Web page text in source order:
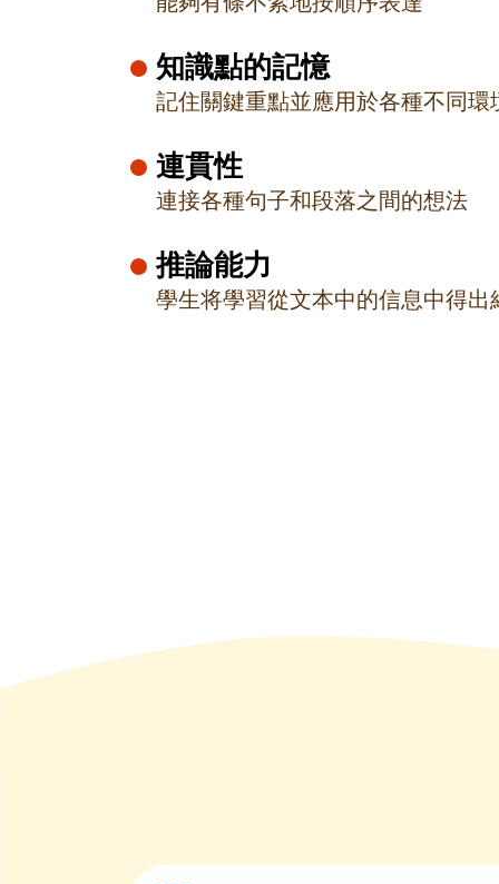
知識點的記憶
記住關鍵重點並應用於各種不同環
連貫性
連接各種句子和段落之間的想法
推論能力
學生将學習從文本中的信息中得出